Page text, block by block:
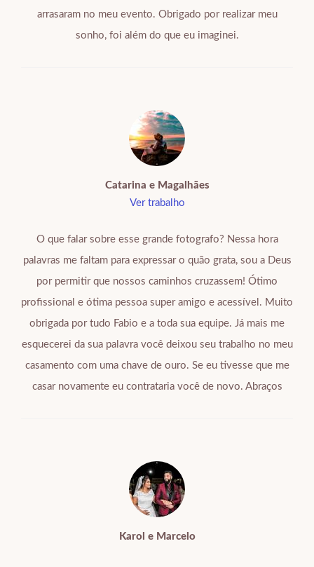
arrasaram no meu evento. Obrigado por realizar meu
sonho, foi além do que eu imaginei.
O que falar sobre esse grande fotografo? Nessa hora
palavras me faltam para expressar o quão grata, sou a Deus
por permitir que nossos caminhos cruzassem! Ótimo
profissional e ótima pessoa super amigo e acessível. Muito
obrigada por tudo Fabio e a toda sua equipe. Já mais me
esquecerei da sua palavra você deixou seu trabalho no meu
casamento com uma chave de ouro. Se eu tivesse que me
casar novamente eu contrataria você de novo. Abraços
Catarina e Magalhães
Ver trabalho
Karol e Marcelo